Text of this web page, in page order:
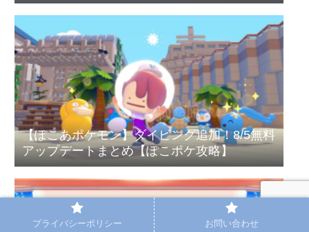
【ぽこあポケモン】ダイビング追加！8/5無料
アップデートまとめ【ぽこポケ攻略】
プライバシーポリシー お問い合わせ